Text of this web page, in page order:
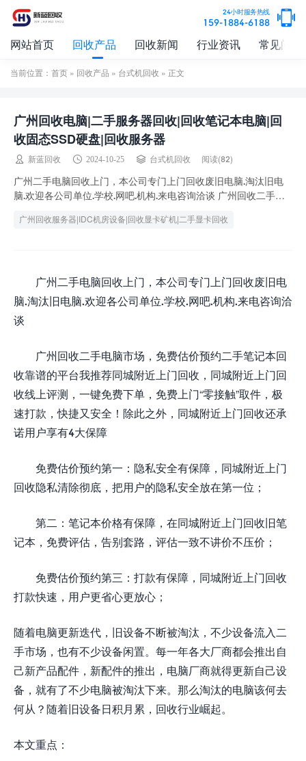
24小时服务热线
159-1884-6188
网站首页 回收产品 回收新闻 行业资讯 常见问题
当前位置： 首页 » 回收产品 » 台式机回收 » 正文
广州回收电脑|二手服务器回收|回收笔记本电脑|回
收固态SSD硬盘|回收服务器
新蓝回收 2024-10-25 台式机回收 阅读(82)
广州二手电脑回收上门，本公司专门上门回收废旧电脑.淘汰旧电
脑.欢迎各公司单位.学校.网吧.机构.来电咨询洽谈 广州回收二手电
广州回收服务器|IDC机房设备|回收显卡矿机|二手显卡回收
广州二手电脑回收上门，本公司专门上门回收废旧电
脑.淘汰旧电脑.欢迎各公司单位.学校.网吧.机构.来电咨询洽
谈
广州回收二手电脑市场，免费估价预约二手笔记本回
收靠谱的平台我推荐同城附近上门回收，同城附近上门回
收线上评测，一键免费下单，免费上门“零接触”取件，极
速打款，快捷又安全！除此之外，同城附近上门回收还承
诺用户享有4大保障
免费估价预约第一：隐私安全有保障，同城附近上门
回收隐私清除彻底，把用户的隐私安全放在第一位；
第二：笔记本价格有保障，在同城附近上门回收旧笔
记本，免费评估，告别套路，评估一致不讲价不压价；
免费估价预约第三：打款有保障，同城附近上门回收
打款快速，用户更省心更放心；
随着电脑更新迭代，旧设备不断被淘汰，不少设备流入二
手市场，也有不少设备闲置。每一年各大厂商都会推出自
己新产品配件，新配件的推出，电脑厂商就得更新自己设
备，就有了不少电脑被淘汰下来。那么淘汰的电脑该何去
何从？随着旧设备日积月累，回收行业崛起。
本文重点：